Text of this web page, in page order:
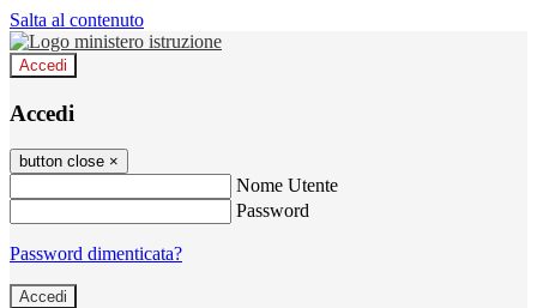
Salta al contenuto
Accedi
Accedi
button close ×
Nome Utente
Password
Password dimenticata?